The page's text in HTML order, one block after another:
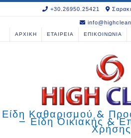
+30.26950.25421
ΑΡΧΙΚΗ ΕΤΑΙΡΕΙΑ ΕΠΙΚΟΙΝΩΝΙΑ
Είδη Καθαρισμού &
– Είδη Οικιακής &
Χρήσης